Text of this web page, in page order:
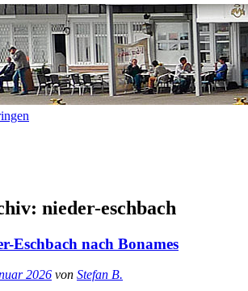
nieder-eschbach
Eschbach nach Bonames
2026 von Stefan B.